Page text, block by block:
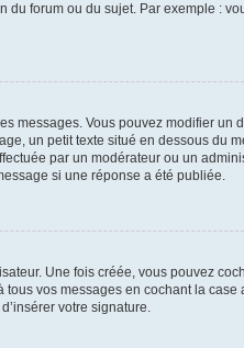
du forum ou du sujet. Par exemple :
messages. Vous pouvez modifier un
un petit texte situé en dessous du
par un modérateur ou un
si une réponse a été publiée.
Une fois créée, vous pouvez
vos messages en cochant la
votre signature.